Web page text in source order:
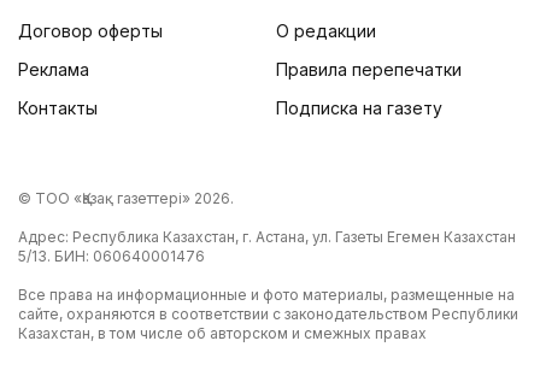
Договор оферты
Реклама
Контакты
О редакции
Правила перепечатки
Подписка на газету
© ТОО «Қазақ газеттері» 2026.
Адрес: Республика Казахстан, г. Астана, ул. Газеты Егемен Казахстан
5/13. БИН: 060640001476
Все права на информационные и фото материалы, размещенные на
сайте, охраняются в соответствии с законодательством Республики
Казахстан, в том числе об авторском и смежных правах